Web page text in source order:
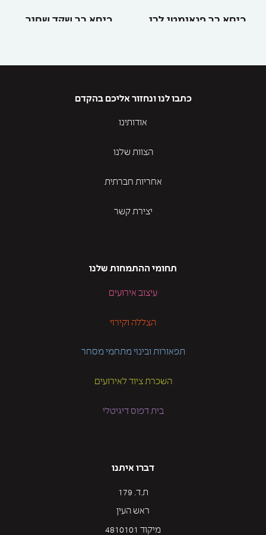
כיסא בר פנאומטי לבן כיסא בר שקד שחור
כתבו לנו ונחזור אליכם בהקדם
אודותינו
הצוות שלנו
אחריות חברתית
יצירת קשר
תחומי ההתמחות שלנו
עיצוב אירועים
הצללה וקירוי
תפאורות ובינוי מתחמי מסחר
השכרת ציוד לאירועים
בית דפוס דיגיטלי
דברו איתנו
ת.ד. 179
ראש העין
מיקוד 4810101